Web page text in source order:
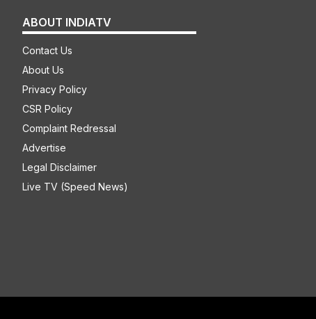
ABOUT INDIATV
Contact Us
About Us
Privacy Policy
CSR Policy
Complaint Redressal
Advertise
Legal Disclaimer
Live TV (Speed News)